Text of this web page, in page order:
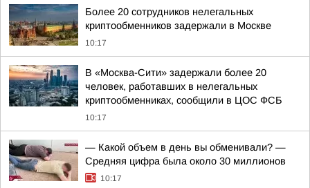
Более 20 сотрудников нелегальных
криптообменников задержали в Москве
10:17
В «Москва-Сити» задержали более 20
человек, работавших в нелегальных
криптообменниках, сообщили в ЦОС ФСБ
10:17
— Какой объем в день вы обменивали? —
Средняя цифра была около 30 миллионов
10:17